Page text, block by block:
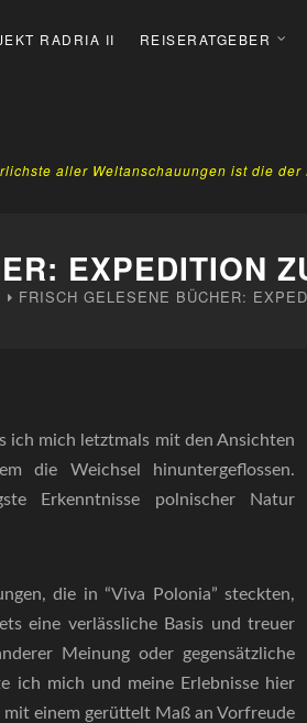
RADRIA II REISERATGEBER
aller Weltanschauungen ist die
EXPEDITION
FRISCH GELESENE BÜCHER:
ich mich letztmals mit den Ansichten
die Weichsel hinuntergeflossen.
Erkenntnisse polnischer Natur
die in “Viva Polonia” steckten,
eine verlässliche Basis und treuer
Meinung oder gegensätzliche
ich mich und meine Erlebnisse hier
einem gerüttelt Maß an Vorfreude